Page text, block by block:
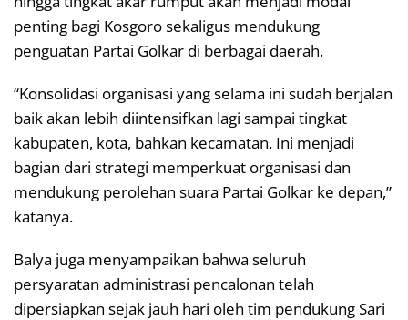
penting bagi Kosgoro sekaligus mendukung
penguatan Partai Golkar di berbagai daerah.
“Konsolidasi organisasi yang selama ini sudah berjalan
baik akan lebih diintensifkan lagi sampai tingkat
kabupaten, kota, bahkan kecamatan. Ini menjadi
bagian dari strategi memperkuat organisasi dan
mendukung perolehan suara Partai Golkar ke depan,”
katanya.
Balya juga menyampaikan bahwa seluruh
persyaratan administrasi pencalonan telah
dipersiapkan sejak jauh hari oleh tim pendukung Sari